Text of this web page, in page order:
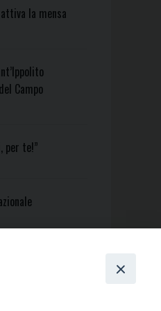
la mensa
Campo
per te!”